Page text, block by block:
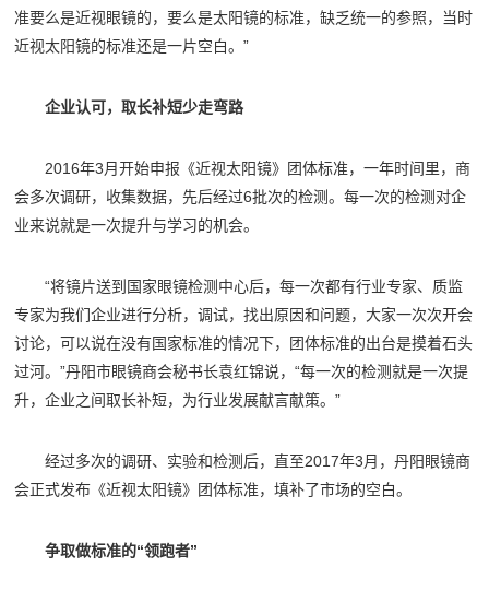
准要么是近视眼镜的，要么是太阳镜的标准，缺乏统一的参照，当时
近视太阳镜的标准还是一片空白。”
企业认可，取长补短少走弯路
2016年3月开始申报《近视太阳镜》团体标准，一年时间里，商
会多次调研，收集数据，先后经过6批次的检测。每一次的检测对企
业来说就是一次提升与学习的机会。
“将镜片送到国家眼镜检测中心后，每一次都有行业专家、质监
专家为我们企业进行分析，调试，找出原因和问题，大家一次次开会
讨论，可以说在没有国家标准的情况下，团体标准的出台是摸着石头
过河。”丹阳市眼镜商会秘书长袁红锦说，“每一次的检测就是一次提
升，企业之间取长补短，为行业发展献言献策。”
经过多次的调研、实验和检测后，直至2017年3月，丹阳眼镜商
会正式发布《近视太阳镜》团体标准，填补了市场的空白。
争取做标准的“领跑者”